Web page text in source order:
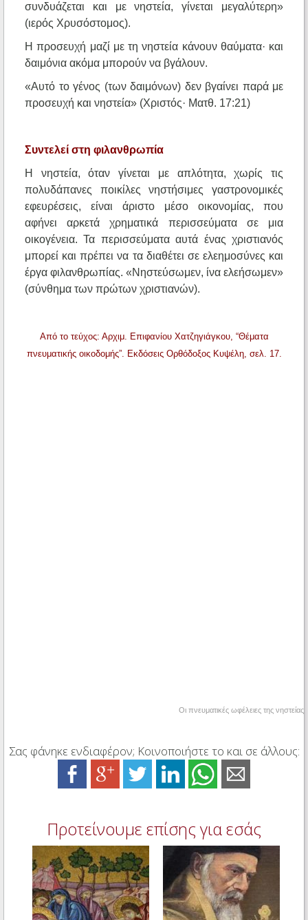
συνδυάζεται και με νηστεία, γίνεται μεγαλύτερη»
(ιερός Χρυσόστομος).
Η προσευχή μαζί με τη νηστεία κάνουν θαύματα· και
δαιμόνια ακόμα μπορούν να βγάλουν.
«Αυτό το γένος (των δαιμόνων) δεν βγαίνει παρά με
προσευχή και νηστεία» (Χριστός· Ματθ. 17:21)
Συντελεί στη φιλανθρωπία
Η νηστεία, όταν γίνεται με απλότητα, χωρίς τις
πολυδάπανες ποικίλες νηστήσιμες γαστρονομικές
εφευρέσεις, είναι άριστο μέσο οικονομίας, που
αφήνει αρκετά χρηματικά περισσεύματα σε μια
οικογένεια. Τα περισσεύματα αυτά ένας χριστιανός
μπορεί και πρέπει να τα διαθέτει σε ελεημοσύνες και
έργα φιλανθρωπίας. «Νηστεύσωμεν, ίνα ελεήσωμεν»
(σύνθημα των πρώτων χριστιανών).
Από το τεύχος: Αρχιμ. Επιφανίου Χατζηγιάγκου, “Θέματα
πνευματικής οικοδομής”. Εκδόσεις Ορθόδοξος Κυψέλη, σελ. 17.
Οι πνευματικές ωφέλειες της νηστείας
Σας φάνηκε ενδιαφέρον; Κοινοποιήστε το και σε άλλους:
Προτείνουμε επίσης για εσάς